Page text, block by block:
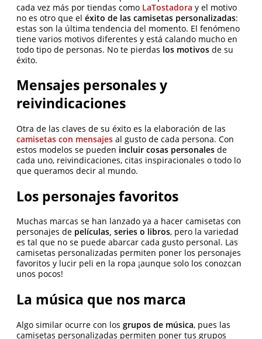
cada vez más por tiendas como LaTostadora y el motivo
no es otro que el éxito de las camisetas personalizadas:
estas son la última tendencia del momento. El fenómeno
tiene varios motivos diferentes y está calando mucho en
todo tipo de personas. No te pierdas los motivos de su
éxito.
Mensajes personales y
reivindicaciones
Otra de las claves de su éxito es la elaboración de las
camisetas con mensajes al gusto de cada persona. Con
estos modelos se pueden incluir cosas personales de
cada uno, reivindicaciones, citas inspiracionales o todo lo
que queramos decir al mundo.
Los personajes favoritos
Muchas marcas se han lanzado ya a hacer camisetas con
personajes de películas, series o libros, pero la variedad
es tal que no se puede abarcar cada gusto personal. Las
camisetas personalizadas permiten poner los personajes
favoritos y lucir peli en la ropa ¡aunque solo los conozcan
unos pocos!
La música que nos marca
Algo similar ocurre con los grupos de música, pues las
camisetas personalizadas permiten poner tus grupos